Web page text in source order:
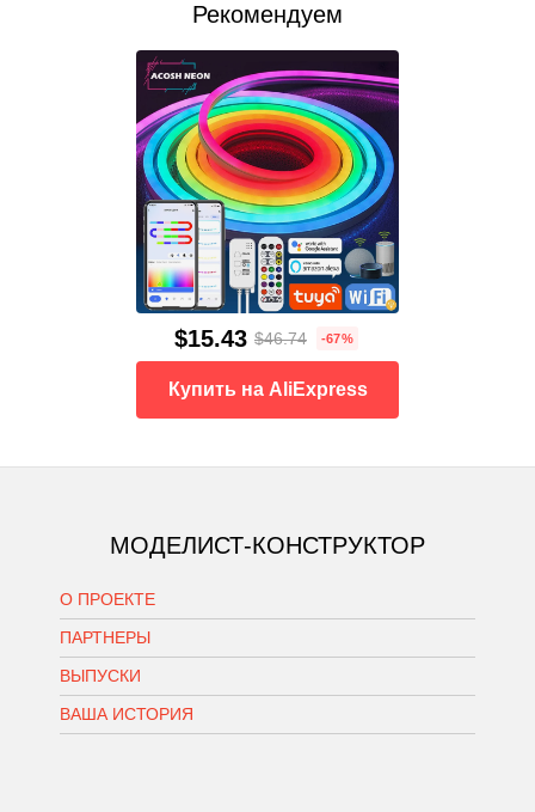
Рекомендуем
$15.43 $46.74 -67%
Купить на AliExpress
МОДЕЛИСТ-КОНСТРУКТОР
О ПРОЕКТЕ
ПАРТНЕРЫ
ВЫПУСКИ
ВАША ИСТОРИЯ